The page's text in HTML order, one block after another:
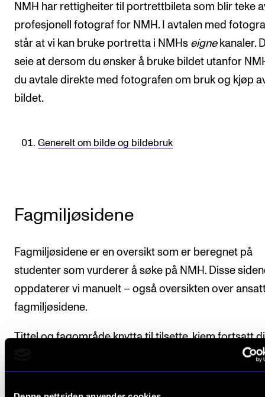
NMH har rettigheiter til portrettbileta som blir teke
profesjonell fotograf for NMH. I avtalen med
står at vi kan bruke portretta i NMHs eigne kanaler.
seie at dersom du ønsker å bruke bildet utanfor
du avtale direkte med fotografen om bruk og kjøp
bildet.
Generelt om bilde og bildebruk
Fagmiljøsidene
Fagmiljøsidene er en oversikt som er beregnet på
studenter som vurderer å søke på NMH. Disse
oppdaterer vi manuelt – også oversikten over
fagmiljøsidene.
Tittel og fagområde knytta til tilsette, kjem fortsatt
frå personaldatabasene. Sjå under overskrifta
innhenting over.